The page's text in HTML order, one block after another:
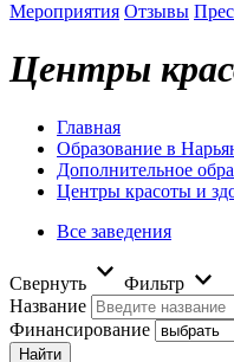
Мероприятия Отзывы
Центры
Главная
Образование в
Дополнительное
Центры красоты и
Все заведения
Свернуть
Фильтр
Название
Финансирование